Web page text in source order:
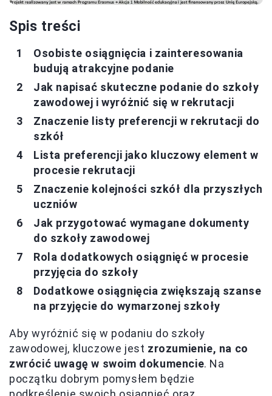
Spis treści
Osobiste osiągnięcia i zainteresowania
budują atrakcyjne podanie
Jak napisać skuteczne podanie do szkoły
zawodowej i wyróżnić się w rekrutacji
Znaczenie listy preferencji w rekrutacji do
szkół
Lista preferencji jako kluczowy element w
procesie rekrutacji
Znaczenie kolejności szkół dla przyszłych
uczniów
Jak przygotować wymagane dokumenty
do szkoły zawodowej
Rola dodatkowych osiągnięć w procesie
przyjęcia do szkoły
Dodatkowe osiągnięcia zwiększają szanse
na przyjęcie do wymarzonej szkoły
Aby wyróżnić się w podaniu do szkoły
zawodowej, kluczowe jest zrozumienie, na co
zwrócić uwagę w swoim dokumencie. Na
początku dobrym pomysłem będzie